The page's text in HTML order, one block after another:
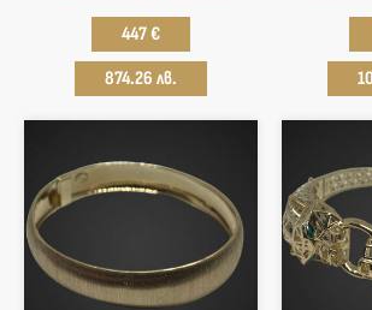
447 €
874.26 лв.